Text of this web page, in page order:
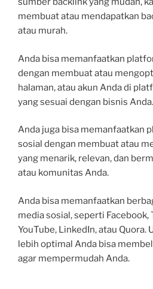
membuat atau mendapatkan
atau murah.
Anda bisa memanfaatkan
dengan membuat atau
halaman, atau akun Anda di
yang sesuai dengan bisnis Anda.
Anda juga bisa memanfaatkan
sosial dengan membuat atau
yang menarik, relevan, dan
atau komunitas Anda.
Anda bisa memanfaatkan
media sosial, seperti
YouTube, LinkedIn, atau Quora.
lebih optimal Anda bisa
agar mempermudah Anda.